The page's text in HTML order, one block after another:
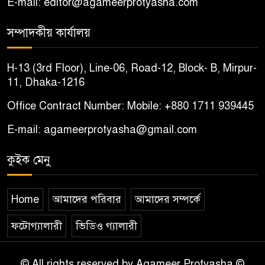
চাল জব্দের ঘটনায় ষড়যন্ত্রের
পরীক্ষা
৭
বোয়ালমারীতে সাবেক কাউন্সিলরের
বাড়ি থেকে ইমাম-মুয়াজ্জিনদের
পরিকল্পিত হত্যা; না দুর্ঘটনাঃ
অবশেষে হত্যা মামলা দায়ের
বোয়ালমারীতে সাংবাদিকের বাবার
মৃত্যু
১০
সম্পাদকীয় কার্যালয়
H-13 (3rd Floor), Line-06, Road-12, Block- B, Mirpur-
11, Dhaka-1216
Office Contract Number: Mobile: +880 1711 939445
E-mail: agameerprotyasha@gmail.com
কুইক মেনু
Home আমাদের পরিবার আমাদের সম্পর্কে
ফটোগ্যালারী ভিডিও গ্যালারী